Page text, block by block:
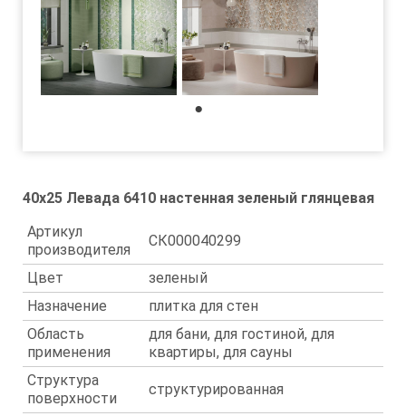
40x25 Левада 6410 настенная зеленый глянцевая
Артикул
производителя
СК000040299
Цвет
зеленый
Назначение
плитка для стен
Область
применения
для бани, для гостиной, для
квартиры, для сауны
Структура
поверхности
структурированная